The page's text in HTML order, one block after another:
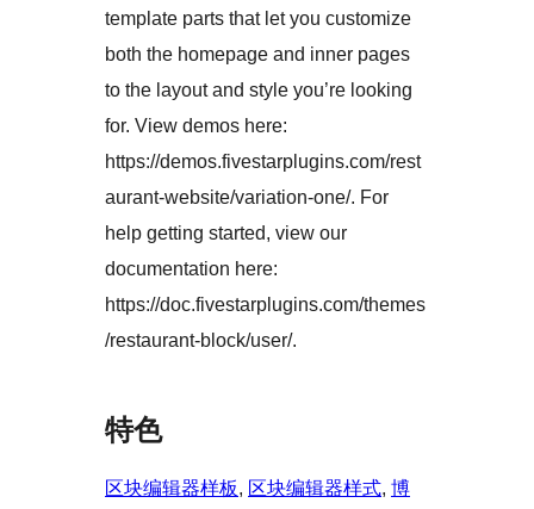
template parts that let you customize
both the homepage and inner pages
to the layout and style you’re looking
for. View demos here:
https://demos.fivestarplugins.com/rest
aurant-website/variation-one/. For
help getting started, view our
documentation here:
https://doc.fivestarplugins.com/themes
/restaurant-block/user/.
特色
区块编辑器样板, 区块编辑器样式, 博